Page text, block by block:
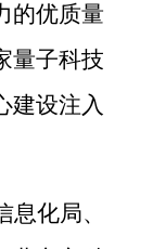
的优质量
量子科技
建设注入
化局、